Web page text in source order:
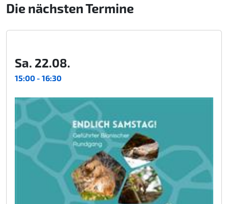
Die nächsten Termine
Sa. 22.08.
15:00 - 16:30